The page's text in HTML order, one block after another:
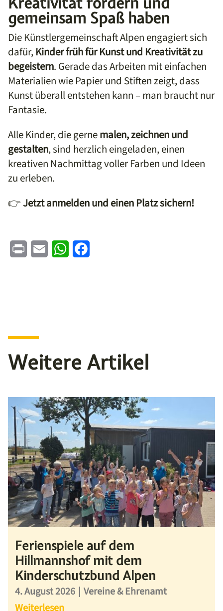
gemeinsam Spaß haben
Die Künstlergemeinschaft Alpen engagiert sich
dafür,Kinder früh für Kunst und Kreativität zu
begeistern. Gerade das Arbeiten mit einfachen
Materialien wie Papier und Stiften zeigt, dass
Kunst überall entstehen kann – man braucht nur
Fantasie.
Alle Kinder, die gernemalen, zeichnen und
gestalten, sind herzlich eingeladen, einen
kreativen Nachmittag voller Farben und Ideen
zu erleben.
👉Jetzt anmelden und einen Platz sichern!
Print Email WhatsApp
Weitere Artikel
Ferienspiele auf dem
Hillmannshof mit dem
Kinderschutzbund Alpen
4. August 2026 | Vereine & Ehrenamt
Weiterlesen